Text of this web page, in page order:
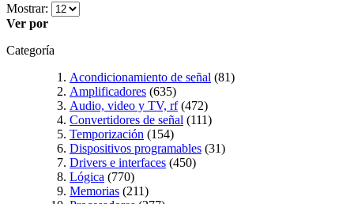
Mostrar:
Ver por
Categoría
Acondicionamiento de señal (81)
Amplificadores (635)
Audio, video y TV, rf(472)
Convertidores de señal (111)
Temporización (154)
Dispositivos programables (31)
Drivers e interfaces (450)
Lógica (770)
Memorias (211)